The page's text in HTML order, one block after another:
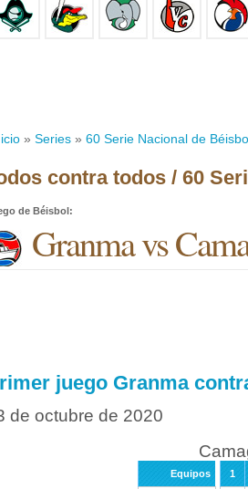
» Series » 60 Serie Nacional de
contra todos / 60
de Béisbol:
Granma vs
juego Granma
de octubre de 2020
Equipos 1